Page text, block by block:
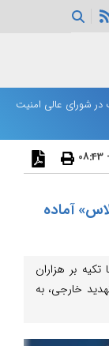
در شورای عالی امنیت
آماده
بر هزاران
خارجی، به